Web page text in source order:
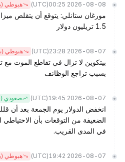
2026-08-08 00:25
(UTC) هبوطي
مورغان ستانلي: يتوقع أن يتقلص
1.5 تريليون دولار
2026-08-07 23:28
(UTC) هبوطي
بيتكوين لا تزال في تقاطع الموت
بسبب تراجع الوظائف
2026-08-07 19:45
(UTC) صعودي
انخفض الدولار يوم الجمعة بعد أن
الضعيفة من التوقعات بأن الاحتياطي
في المدى القريب.
2026-08-07 19:42
(UTC) هبوطي